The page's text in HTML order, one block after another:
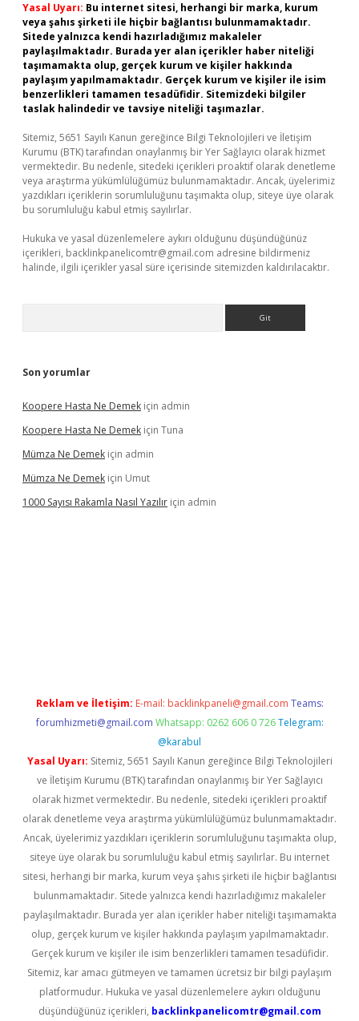
Yasal Uyarı: Bu internet sitesi, herhangi bir marka, kurum
veya şahıs şirketi ile hiçbir bağlantısı bulunmamaktadır.
Sitede yalnızca kendi hazırladığımız makaleler
paylaşılmaktadır. Burada yer alan içerikler haber niteliği
taşımamakta olup, gerçek kurum ve kişiler hakkında
paylaşım yapılmamaktadır. Gerçek kurum ve kişiler ile isim
benzerlikleri tamamen tesadüfidir. Sitemizdeki bilgiler
taslak halindedir ve tavsiye niteliği taşımazlar.
Sitemiz, 5651 Sayılı Kanun gereğince Bilgi Teknolojileri ve İletişim
Kurumu (BTK) tarafından onaylanmış bir Yer Sağlayıcı olarak hizmet
vermektedir. Bu nedenle, sitedeki içerikleri proaktif olarak denetleme
veya araştırma yükümlülüğümüz bulunmamaktadır. Ancak, üyelerimiz
yazdıkları içeriklerin sorumluluğunu taşımakta olup, siteye üye olarak
bu sorumluluğu kabul etmiş sayılırlar.
Hukuka ve yasal düzenlemelere aykırı olduğunu düşündüğünüz
içerikleri, backlinkpanelicomtr@gmail.com adresine bildirmeniz
halinde, ilgili içerikler yasal süre içerisinde sitemizden kaldırılacaktır.
Son yorumlar
Koopere Hasta Ne Demek için admin
Koopere Hasta Ne Demek için Tuna
Mümza Ne Demek için admin
Mümza Ne Demek için Umut
1000 Sayısı Rakamla Nasıl Yazılır için admin
Reklam ve İletişim: E-mail: backlinkpaneli@gmail.com Teams:
forumhizmeti@gmail.com Whatsapp: 0262 606 0 726 Telegram:
@karabul
Yasal Uyarı: Sitemiz, 5651 Sayılı Kanun gereğince Bilgi Teknolojileri
ve İletişim Kurumu (BTK) tarafından onaylanmış bir Yer Sağlayıcı
olarak hizmet vermektedir. Bu nedenle, sitedeki içerikleri proaktif
olarak denetleme veya araştırma yükümlülüğümüz bulunmamaktadır.
Ancak, üyelerimiz yazdıkları içeriklerin sorumluluğunu taşımakta olup,
siteye üye olarak bu sorumluluğu kabul etmiş sayılırlar. Bu internet
sitesi, herhangi bir marka, kurum veya şahıs şirketi ile hiçbir bağlantısı
bulunmamaktadır. Sitede yalnızca kendi hazırladığımız makaleler
paylaşılmaktadır. Burada yer alan içerikler haber niteliği taşımamakta
olup, gerçek kurum ve kişiler hakkında paylaşım yapılmamaktadır.
Gerçek kurum ve kişiler ile isim benzerlikleri tamamen tesadüfidir.
Sitemiz, kar amacı gütmeyen ve tamamen ücretsiz bir bilgi paylaşım
platformudur. Hukuka ve yasal düzenlemelere aykırı olduğunu
düşündüğünüz içerikleri, backlinkpanelicomtr@gmail.com